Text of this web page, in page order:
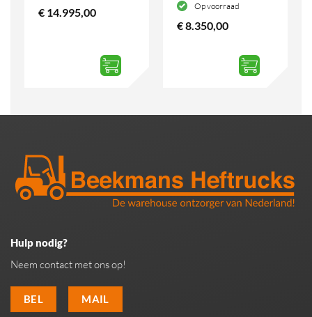
€14.995,00
Op voorraad
€8.350,00
Hulp nodig?
Neem contact met ons op!
BEL MAIL